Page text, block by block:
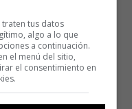
tus datos
algo a lo que
a continuación.
el menú del sitio,
el consentimiento en